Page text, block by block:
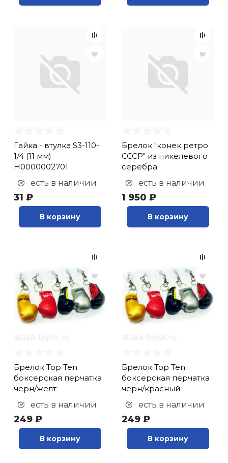
Гайка - втулка S3-110-
1/4 (11 мм)
Н0000002701
есть в наличии
31 ₽
В корзину
Брелок "конек ретро
СССР" из никелевого
серебра
есть в наличии
1 950 ₽
В корзину
Брелок Top Ten
боксерская перчатка
черн/желт
есть в наличии
249 ₽
В корзину
Брелок Top Ten
боксерская перчатка
черн/красный
есть в наличии
249 ₽
В корзину